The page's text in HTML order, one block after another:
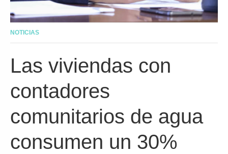
NOTICIAS
Las viviendas con
contadores
comunitarios de agua
consumen un 30%